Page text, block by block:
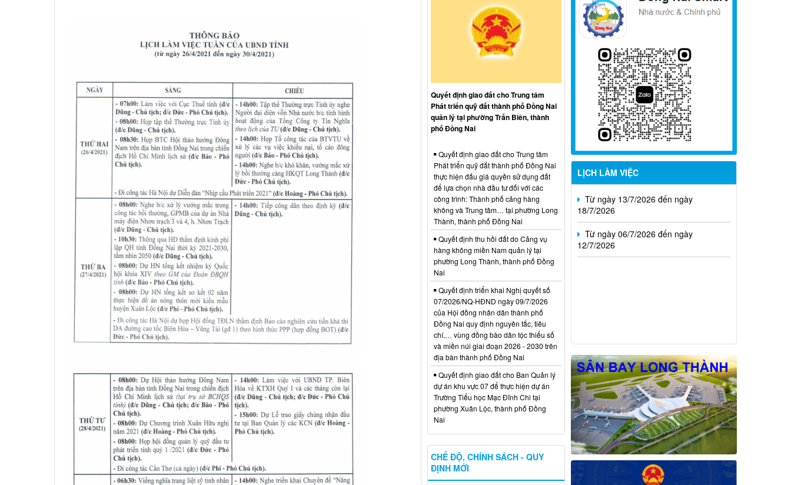
LỊCH LÀM VIỆC
Từ ngày 03/8/2026 đến ngày
09/8/2026
Từ ngày 27/7/2026 đến ngày
02/8/2026
26/7/2026
Từ ngày 13/7/2026 đến ngày
18/7/2026
Từ ngày 06/7/2026 đến ngày
12/7/2026
Quyết định giao đất cho Trung tâm
Phát triển quỹ đất thành phố Đồng Nai
quản lý tại phường Trấn Biên, thành
phố Đồng Nai
Quyết định giao đất cho Trung tâm
Phát triển quỹ đất thành phố Đồng Nai
thực hiện đấu giá quyền sử dụng đất
để lựa chọn nhà đầu tư đối với các
công trình: Thành phố cảng hàng
không và Trung tâm… tại phường Long
Thành, thành phố Đồng Nai
Quyết định thu hồi đất do Cảng vụ
hàng không miền Nam quản lý tại
phường Long Thành, thành phố Đồng
Nai
Quyết định triển khai Nghị quyết số
07/2026/NQ-HĐND ngày 09/7/2026
của Hội đồng nhân dân thành phố
Đồng Nai quy định nguyên tắc, tiêu
chí,… vùng đồng bào dân tộc thiểu số
và miền núi giai đoạn 2026 - 2030 trên
địa bàn thành phố Đồng Nai
Quyết định giao đất cho Ban Quản lý
dự án khu vực 07 để thực hiện dự án
Trường Tiểu học Mạc Đĩnh Chi tại
phường Xuân Lộc, thành phố Đồng
Nai
CHẾ ĐỘ, CHÍNH SÁCH - QUY
ĐỊNH MỚI